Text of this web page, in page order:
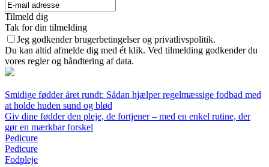
Tilmeld dig
Tak for din tilmelding
Jeg godkender brugerbetingelser og privatlivspolitik.
Du kan altid afmelde dig med ét klik. Ved tilmelding godkender du
vores regler og håndtering af data.
Smidige fødder året rundt: Sådan hjælper regelmæssige fodbad med
at holde huden sund og blød
Giv dine fødder den pleje, de fortjener – med en enkel rutine, der
gør en mærkbar forskel
Pedicure
Pedicure
Fodpleje